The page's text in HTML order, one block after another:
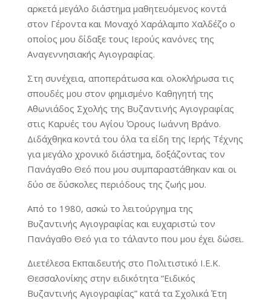
αρκετά μεγάλο διάστημα μαθητευόμενος κοντά
στον Γέροντα και Μοναχό Χαράλαμπο Χαλδέζο ο
οποίος μου δίδαξε τους Ιερούς κανόνες της
Αναγεννησιακής Αγιογραφίας.
Στη συνέχεια, αποπεράτωσα και ολοκλήρωσα τις
σπουδές μου στον φημισμένο Καθηγητή της
Αθωνιάδος Σχολής της Βυζαντινής Αγιογραφίας
στις Καρυές του Αγίου Όρους Ιωάννη Βράνο.
Διδάχθηκα κοντά του όλα τα είδη της Ιερής Τέχνης
για μεγάλο χρονικό διάστημα, δοξάζοντας τον
Πανάγαθο Θεό που μου συμπαραστάθηκαν και οι
δύο σε δύσκολες περιόδους της ζωής μου.
Από το 1980, ασκώ το λειτούργημα της
Βυζαντινής Αγιογραφίας και ευχαριστώ τον
Πανάγαθο Θεό για το τάλαντο που μου έχει δώσει.
Διετέλεσα Εκπαιδευτής στο Πολιτιστικό Ι.Ε.Κ.
Θεσσαλονίκης στην ειδικότητα “Ειδικός
Βυζαντινής Αγιογραφίας” κατά τα Σχολικά Έτη